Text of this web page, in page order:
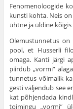
Fenomenoloogide
kunsti kohta. Neis
ühtne ja üldine
Olemustunnetus
pool, et Husserli
omaga. Kanti järgi
piirdub „vormi”
tunnetus võimalik
gesti väljendub see
kat põhjendada
toimingu „vormi”